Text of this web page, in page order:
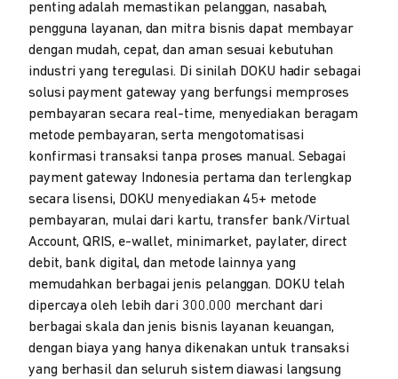
penting adalah memastikan pelanggan, nasabah,
pengguna layanan, dan mitra bisnis dapat membayar
dengan mudah, cepat, dan aman sesuai kebutuhan
industri yang teregulasi. Di sinilah DOKU hadir sebagai
solusi payment gateway yang berfungsi memproses
pembayaran secara real-time, menyediakan beragam
metode pembayaran, serta mengotomatisasi
konfirmasi transaksi tanpa proses manual. Sebagai
payment gateway Indonesia pertama dan terlengkap
secara lisensi, DOKU menyediakan 45+ metode
pembayaran, mulai dari kartu, transfer bank/Virtual
Account, QRIS, e-wallet, minimarket, paylater, direct
debit, bank digital, dan metode lainnya yang
memudahkan berbagai jenis pelanggan. DOKU telah
dipercaya oleh lebih dari 300.000 merchant dari
berbagai skala dan jenis bisnis layanan keuangan,
dengan biaya yang hanya dikenakan untuk transaksi
yang berhasil dan seluruh sistem diawasi langsung